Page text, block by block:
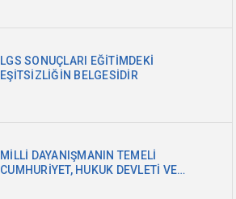
LGS SONUÇLARI EĞİTİMDEKİ
EŞİTSİZLİĞİN BELGESİDİR
MİLLİ DAYANIŞMANIN TEMELİ
CUMHURİYET, HUKUK DEVLETİ VE